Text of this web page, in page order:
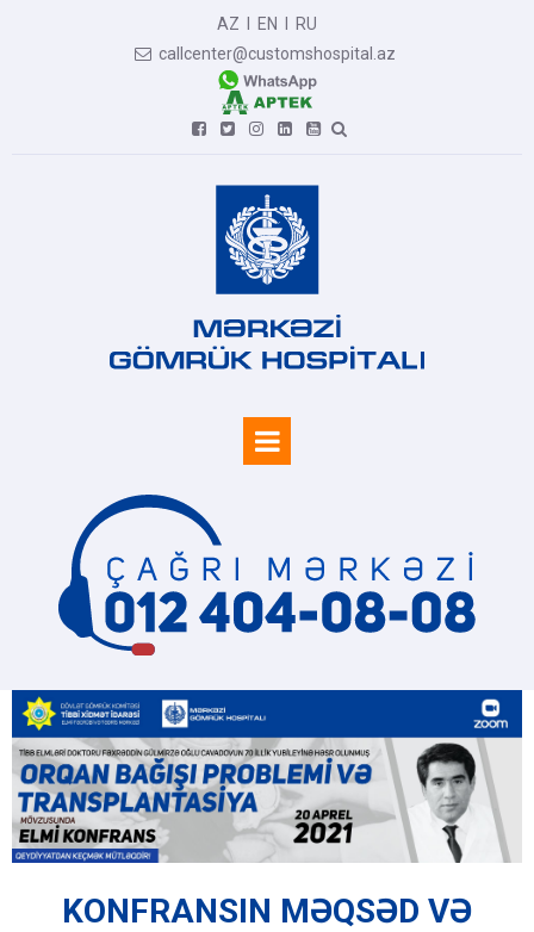
AZ EN RU
 callcenter@customshospital.az
     
KONFRANSIN MƏQSƏD VƏ